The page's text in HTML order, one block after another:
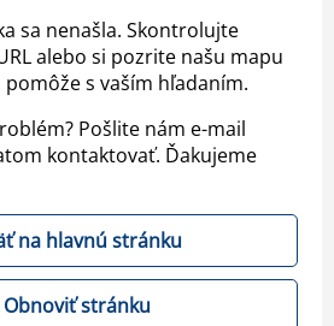
sa nenašla. Skontrolujte
alebo si pozrite našu mapu
s vaším hľadaním.
Pošlite nám e-mail
kontaktovať. Ďakujeme
na hlavnú stránku
Obnoviť stránku